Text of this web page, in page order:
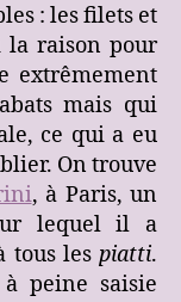
: les filets et
la raison pour
extrêmement
mais qui
ce qui a eu
On trouve
, à Paris, un
lequel il a
tous les piatti.
peine saisie